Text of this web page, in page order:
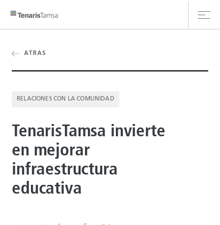
ATRAS
RELACIONES CON LA COMUNIDAD
TenarisTamsa invierte
en mejorar
infraestructura
educativa